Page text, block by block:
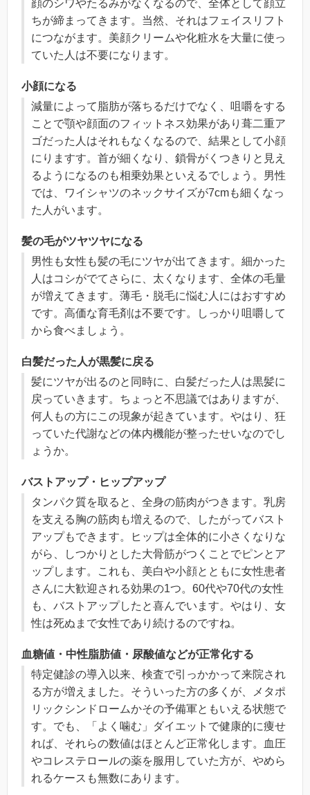
顔のシワやたるみがなくなるので、全体として顔立
ちが締まってきます。当然、それはフェイスリフト
につながます。美顔クリームや化粧水を大量に使っ
ていた人は不要になります。
小顔になる
減量によって脂肪が落ちるだけでなく、咀嚼をする
ことで顎や顔面のフィットネス効果があり葺二重ア
ゴだった人はそれもなくなるので、結果として小顔
にりますす。首が細くなり、鎖骨がくつきりと見え
るようになるのも相乗効果といえるでしょう。男性
では、ワイシャツのネックサイズが7cmも細くなっ
た人がいます。
髪の毛がツヤツヤになる
男性も女性も髪の毛にツヤが出てきます。細かった
人はコシがでてさらに、太くなります、全体の毛量
が増えてきます。薄毛・脱毛に悩む人にはおすすめ
です。高価な育毛剤は不要です。しっかり咀嚼して
から食べましょう。
白髪だった人が黒髪に戻る
髪にツヤが出るのと同時に、白髪だった人は黒髪に
戻っていきます。ちょっと不思議ではありますが、
何人もの方にこの現象が起きています。やはり、狂
っていた代謝などの体内機能が整ったせいなのでし
ょうか。
バストアップ・ヒップアップ
タンパク質を取ると、全身の筋肉がつきます。乳房
を支える胸の筋肉も増えるので、したがってバスト
アップもできます。ヒップは全体的に小さくなりな
がら、しつかりとした大骨筋がつくことでピンとア
ップします。これも、美白や小顔とともに女性患者
さんに大歓迎される効果の1つ。60代や70代の女性
も、バストアップしたと喜んでいます。やはり、女
性は死ぬまで女性であり続けるのですね。
血糖値・中性脂肪値・尿酸値などが正常化する
特定健診の導入以来、検査で引っかかって来院され
る方が増えました。そういった方の多くが、メタポ
リックシンドロームかその予備軍ともいえる状態で
す。でも、「よく噛む」ダイエットで健康的に痩せ
れば、それらの数値はほとんど正常化します。血圧
やコレステロールの薬を服用していた方が、やめら
れるケースも無数にあります。